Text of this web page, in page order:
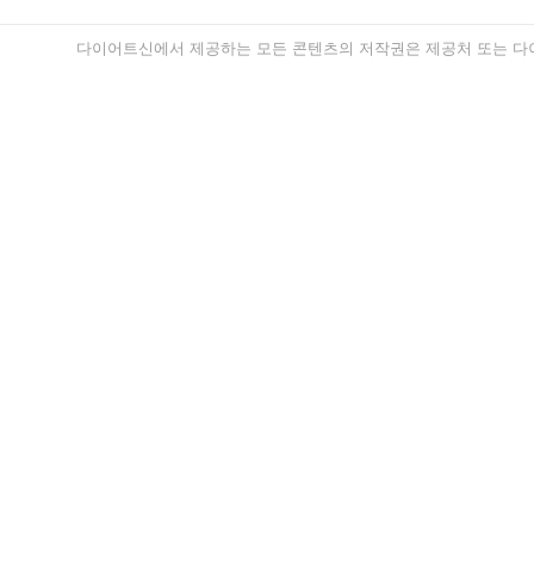
다이어트신에서 제공하는 모든 콘텐츠의 저작권은 제공처 또는